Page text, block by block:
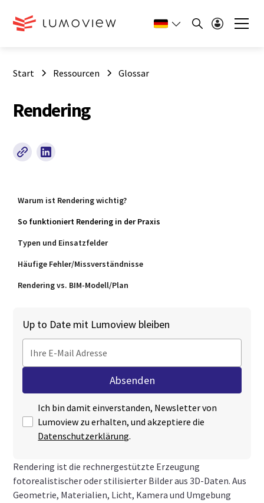
Start Ressourcen Glossar
Rendering
Rendering ist die rechnergestützte Erzeugung
fotorealistischer oder stilisierter Bilder aus 3D‑Daten. Aus
Geometrie, Materialien, Licht, Kamera und Umgebung
Warum ist Rendering wichtig?
So funktioniert Rendering in der Praxis
Typen und Einsatzfelder
Häufige Fehler/Missverständnisse
Rendering vs. BIM‑Modell/Plan
Up to Date mit Lumoview bleiben
Ich bin damit einverstanden, Newsletter von
Lumoview zu erhalten, und akzeptiere die
Datenschutzerklärung.